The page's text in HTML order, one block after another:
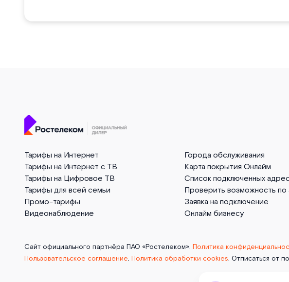
Тарифы на Интернет
Тарифы на Интернет с ТВ
Тарифы на Цифровое ТВ
Тарифы для всей семьи
Промо-тарифы
Видеонаблюдение
Города обслуживания
Карта покрытия Онлайм
Список подключенных
Проверить возможность по
Заявка на подключение
Онлайм бизнесу
Сайт официального партнёра ПАО «Ростелеком». Политика
Пользовательское соглашение. Политика обработки cookies. Отписаться от